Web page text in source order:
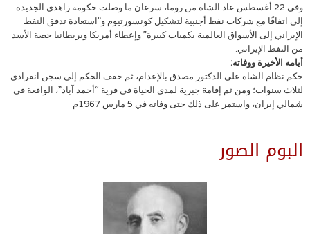
وفي 22 أغسطس عاد الشاه من روما، سرعان ما وصلت حكومة زاهدي الجديدة
إلى اتفاقًا مع شركات نفط أجنبية لتشكيل كونسورتيوم و”استعادة تدفق النفط
الإيراني إلى الأسواق العالمية بكميات كبيرة” وإعطاء أمريكا وبريطانيا حصة الأسد
من النفط الإيراني.
أيامه الأخيرة ووفاته:
حكم نظام الشاه على الدكتور مصدق بالإعدام، ثم خفف الحكم إلى سجن انفرادي
لثلاث سنوات؛ ومن ثم إقامة جبرية لمدى الحياة في قرية “أحمد آباد”، الواقعة في
شمالي إيران، واستمر على ذلك حتى وفاته في 5 مارس 1967م
البوم الصور